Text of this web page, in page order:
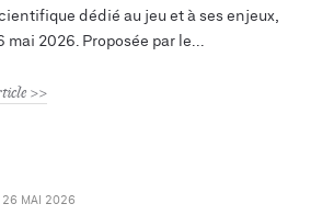
dédié au jeu et à ses enjeux,
mai 2026. Proposée par le
26 MAI 2026